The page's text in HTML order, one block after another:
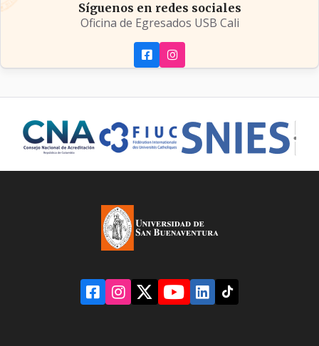
Síguenos en redes sociales
Oficina de Egresados USB Cali